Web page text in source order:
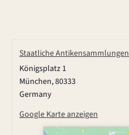
Staatliche Antikensammlungen
Königsplatz 1
München,80333
Germany
Google Karte anzeigen